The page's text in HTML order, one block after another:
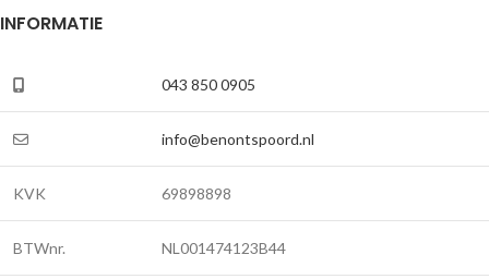
INFORMATIE
043 850 0905
info@benontspoord.nl
KVK 69898898
BTWnr. NL001474123B44